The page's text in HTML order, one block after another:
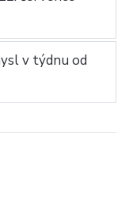
v týdnu od